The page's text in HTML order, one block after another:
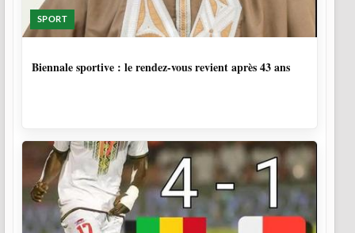
SPORT
Biennale sportive : le rendez-vous revient après 43 ans